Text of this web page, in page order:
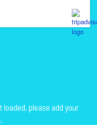
loaded, please add your